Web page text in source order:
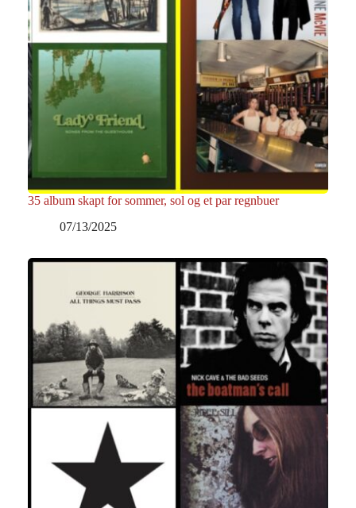
35 album skapt for sommer, sol og et par regnbuer
07/13/2025